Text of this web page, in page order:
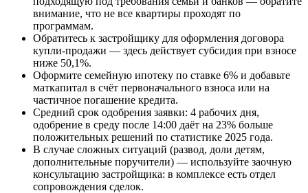
внимание, что не все квартиры проходят по
программам.
Обратитесь к застройщику для оформления договора
купли-продажи — здесь действует субсидия при взносе
ниже 50,1%.
Оформите семейную ипотеку по ставке 6% и добавьте
маткапитал в счёт первоначального взноса или на
частичное погашение кредита.
Средний срок одобрения заявки: 4 рабочих дня,
одобрение в среду после 14:00 даёт на 23% больше
положительных решений по статистике 2025 года.
В случае сложных ситуаций (развод, доли детям,
дополнительные поручители) — используйте заочную
консультацию застройщика: в комплексе есть отдел
сопровождения сделок.